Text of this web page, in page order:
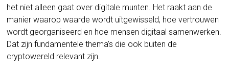
het niet alleen gaat over digitale munten. Het raakt aan de
manier waarop waarde wordt uitgewisseld, hoe vertrouwen
wordt georganiseerd en hoe mensen digitaal samenwerken.
Dat zijn fundamentele thema’s die ook buiten de
cryptowereld relevant zijn.